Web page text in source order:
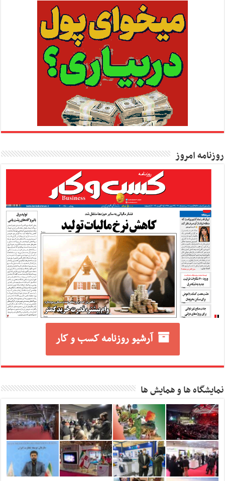
روزنامه امروز
آرشیو روزنامه کسب و کار
نمایشگاه ها و همایش ها